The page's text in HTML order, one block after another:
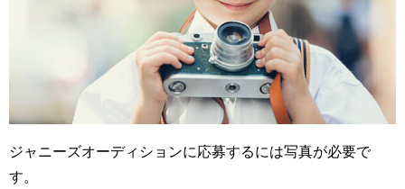
ジャニーズオーディションに応募するには写真が必要で
す。